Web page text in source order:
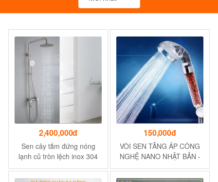
2,400,000đ
Sen cây tắm đứng nóng
lạnh củ tròn lệch inox 304
Navier
150,000đ
VÒI SEN TĂNG ÁP CÔNG
NGHỆ NANO NHẬT BẢN -
THANH LỌC NƯỚC, DIỆT
VI KHUẨN, KHỬ ĐỘC